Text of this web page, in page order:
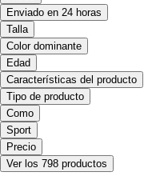
Enviado en 24 horas
Talla
Color dominante
Edad
Características del producto
Tipo de producto
Como
Sport
Precio
Ver los 798 productos